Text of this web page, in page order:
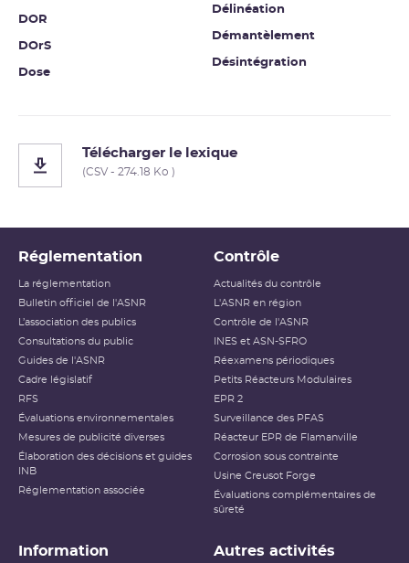
DOR
DOrS
Dose
Délinéation
Démantèlement
Désintégration
Télécharger le lexique
(CSV - 274.18 Ko )
Réglementation
La réglementation
Bulletin officiel de l'ASNR
L’association des publics
Consultations du public
Guides de l'ASNR
Cadre législatif
RFS
Évaluations environnementales
Mesures de publicité diverses
Élaboration des décisions et guides
INB
Réglementation associée
Contrôle
Actualités du contrôle
L'ASNR en région
Contrôle de l'ASNR
INES et ASN-SFRO
Réexamens périodiques
Petits Réacteurs Modulaires
EPR 2
Surveillance des PFAS
Réacteur EPR de Flamanville
Corrosion sous contrainte
Usine Creusot Forge
Évaluations complémentaires de
sûreté
Information Autres activités